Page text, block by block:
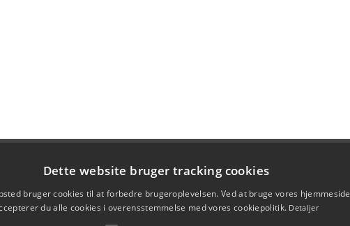
Dette website bruger tracking cookies
bruger cookies til at forbedre brugeroplevelsen. Ved at bruge vores hjemmeside
du alle cookies i overensstemmelse med vores cookiepolitik. Detaljer